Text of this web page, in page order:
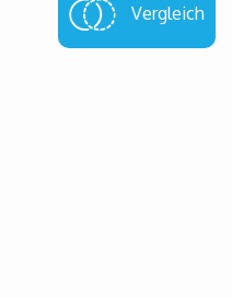
Vergleich